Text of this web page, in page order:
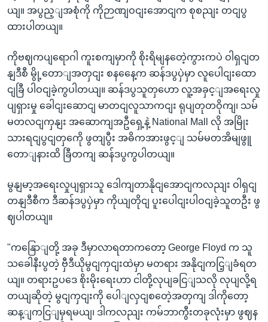
ယျ။ အပွည့ျအစုံကို ကိုဉာဏျဝငျးအောငျက စုစညျး တငျပွ
ထားပါတယျ။
ကိုဗဈကပျရောဂါ ကူးစကျမှာကို စိုးရိမျနတေဲ့ကွားကပဲ ဝါရှငျတ
နျဒီစီ မွို့တောျအတှငျး စနနေေ့က ဆန်ဒပွပှဲမှာ လူပေါငျးထော
ငျခြီ ပါဝငျခဲ့ကွပါတယျ။ ဆန်ဒပွသူတှဟော လူ့အခှင့ျအရေးလှု
ပျရှားမှု ခေါငျးဆောငျ မာတငျလူသာကငျး ရုပျတုတဝိုကျ၊ သမ်
မတလငျကှနျး အဆောကျအဦရှေ့နဲ့ National Mall လို အမြိုး
သားရငျပွငျတှကေို ဖွတျပွီး အဓိကအားဖွင့ျ သမ်မတအိမျဖွူ
တောျနားထိ ခြီတကျ ဆန်ဒပွကွပါတယျ။
မွနျမာ့အရေးလှုပျရှားသူ ဒေါကျတာနိုငျအောငျကလညျး ဝါရှငျ
တနျဒီစီက ဒီဆန်ဒပွပှဲမှာ ကိုယျတိုငျ ပူးပေါငျးပါဝငျခဲ့သူတဦး ဖွ
ဈပါတယျ။
"ကနြောျတို့ အခု ဒီမှာလာရတာကတော့ George Floyd က သူ
သခေါနီးပွတဲ့ ဗှီဒီယိုမွငျကှငျးထဲမှာ မတရား အနိုငျကငြ့ျခံရတ
ယျ။ တရားဥပဒေ စိုးမိုးရေးဟာ ငါတို့လုပျခငြျသလို လုပျလို့ရ
တယျဆိုတဲ့ မွငျကှငျးကို ပေါျလှငျစတေဲ့အတှကျ ဒါကိုတော့
ဆန့ျကငြျမှရမယျ၊ ဒါကလညျး ကမ်ဘာကွီးတခုလုံးမှာ ဖွဈန